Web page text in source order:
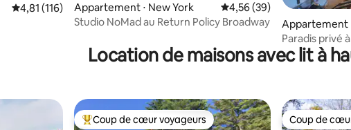
Évaluation moyenne sur la base de 116 commentaires : 4,81 sur 5
4,81 (116)
Appartement ⋅ New York Évaluation moyenne sur la
4,56 (39)
Studio NoMad au Return Policy Broadway
Appartement
Paradis privé
patinoire !
Location de maisons avec lit à
Coups de cœur voyageurs les plus appréciés
Coup de cœur voyageurs Coup de
Coup de